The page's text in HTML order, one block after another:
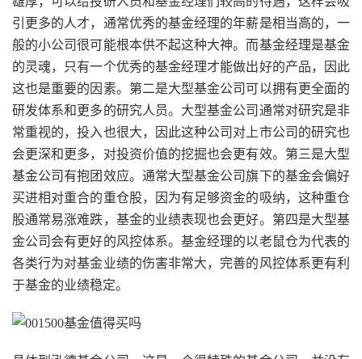
引更多的人才，通常优秀的基金经理的年薪是相当高的，一
般的小公司很可能根本供不起这种大神。而基金经理是基金
的灵魂，只有一个优秀的基金经理才能做出好的产品，因此
这也是重要的因素。第二是大型基金公司可以拥有更全面的
研发体系和更多的研究人员。大型基金公司通常对研究是非
常重视的，投入也很大，因此这种公司对上市公司的研究也
会更深和更多，对投资价值的挖掘也会更有效。第三是大型
基金公司有抱团效应。通常大型基金公司旗下的基金会偏好
买进相对重合的重仓股，因为有足够资金的吸纳，这种重仓
股通常易涨难跌，基金的业绩表现也会更好。第四是大型基
金公司会有更好的风控体系。基金经理的以老鼠仓为代表的
各类行为对基金业绩的伤害非常大，完善的风控体系更有利
于基金的业绩稳定。